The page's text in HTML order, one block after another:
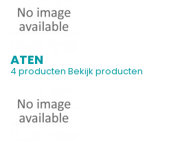
ATEN
4 producten Bekijk producten